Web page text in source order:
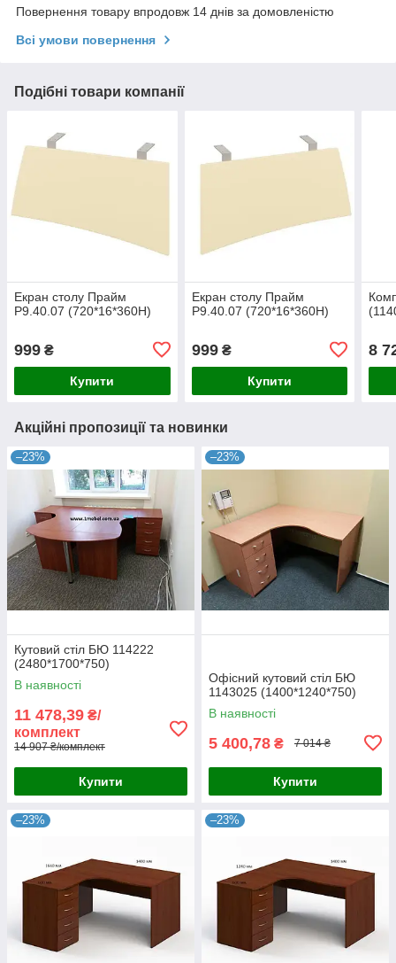
Повернення товару впродовж 14 днів за домовленістю
Всі умови повернення
Подібні товари компанії
Екран столу Прайм
Р9.40.07 (720*16*360H)
999 ₴
Купити
Екран столу Прайм
Р9.40.07 (720*16*360H)
999₴
Купити
8
Акційні пропозиції та новинки
–23%
Кутовий стіл БЮ 114222
(2480*1700*750)
В наявності
11 478,39 ₴/
комплект
14 907 ₴/комплект
Купити
–23%
Офісний кутовий стіл БЮ
1143025 (1400*1240*750)
В наявності
5 400,78 ₴ 7 014 ₴
Купити
–23% –23%